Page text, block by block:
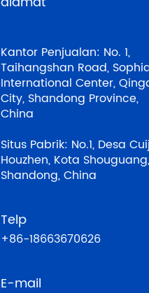
Kantor Penjualan: No. 1,
Taihangshan Road,
International Center,
City, Shandong Province,
China
Situs Pabrik: No.1, Desa
Houzhen, Kota Shouguang,
Shandong, China
Telp
+86-18663670626
E-mail